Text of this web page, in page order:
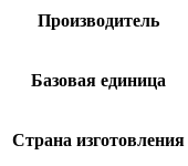
Производитель
Базовая единица
Страна изготовления